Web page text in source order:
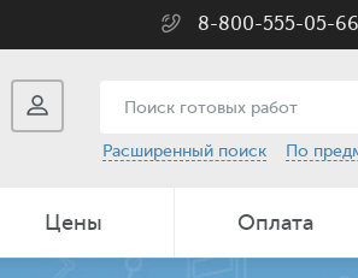
8-800-555-05-66
Расширенный поиск По
Цены Оплата